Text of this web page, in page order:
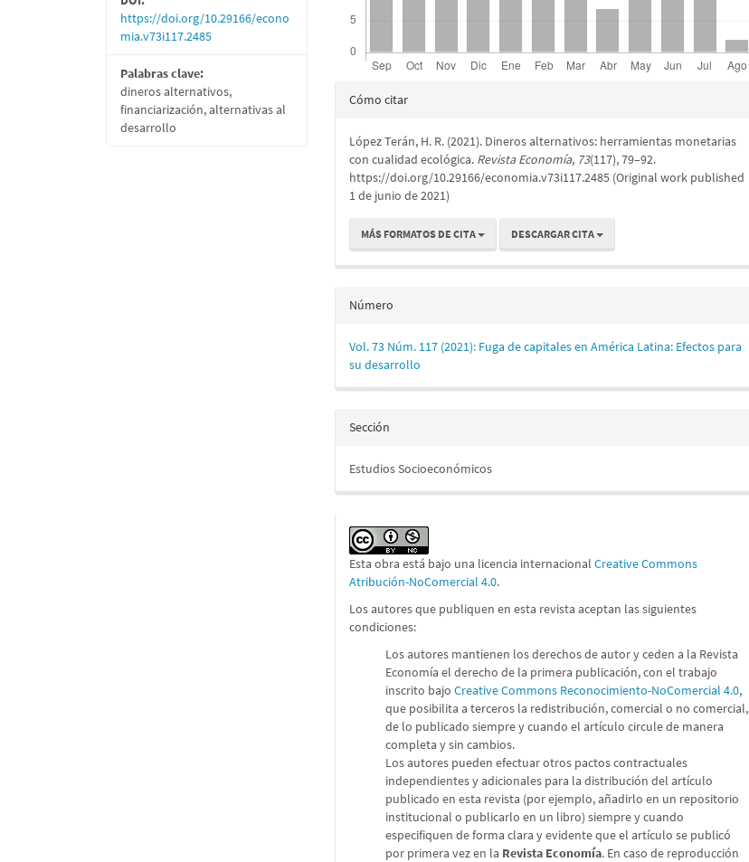
https://doi.org/10.29166/econo
mia.v73i117.2485
Palabras clave:
dineros alternativos,
financiarización, alternativas al
desarrollo
Detalles
artículo
Cómo citar
López Terán, H. R. (2021). Dineros alternativos: herramientas monetarias
con cualidad ecológica. Revista Economía, 73(117), 79–92.
https://doi.org/10.29166/economia.v73i117.2485 (Original work published
1 de junio de 2021)
MÁS FORMATOS DE CITA DESCARGAR CITA
Número
Vol. 73 Núm. 117 (2021): Fuga de capitales en América Latina: Efectos para
su desarrollo
Sección
Estudios Socioeconómicos
Esta obra está bajo una licencia internacionalCreative Commons
Atribución-NoComercial 4.0.
Los autores que publiquen en esta revista aceptan las siguientes
condiciones:
Los autores mantienen los derechos de autor y ceden a la Revista
Economía el derecho de la primera publicación, con el trabajo
inscrito bajoCreative Commons Reconocimiento-NoComercial 4.0,
que posibilita a terceros la redistribución, comercial o no comercial,
de lo publicado siempre y cuando el artículo circule de manera
completa y sin cambios.
Los autores pueden efectuar otros pactos contractuales
independientes y adicionales para la distribución del artículo
publicado en esta revista (por ejemplo, añadirlo en un repositorio
institucional o publicarlo en un libro) siempre y cuando
especifiquen de forma clara y evidente que el artículo se publicó
por primera vez en la Revista Economía. En caso de reproducción